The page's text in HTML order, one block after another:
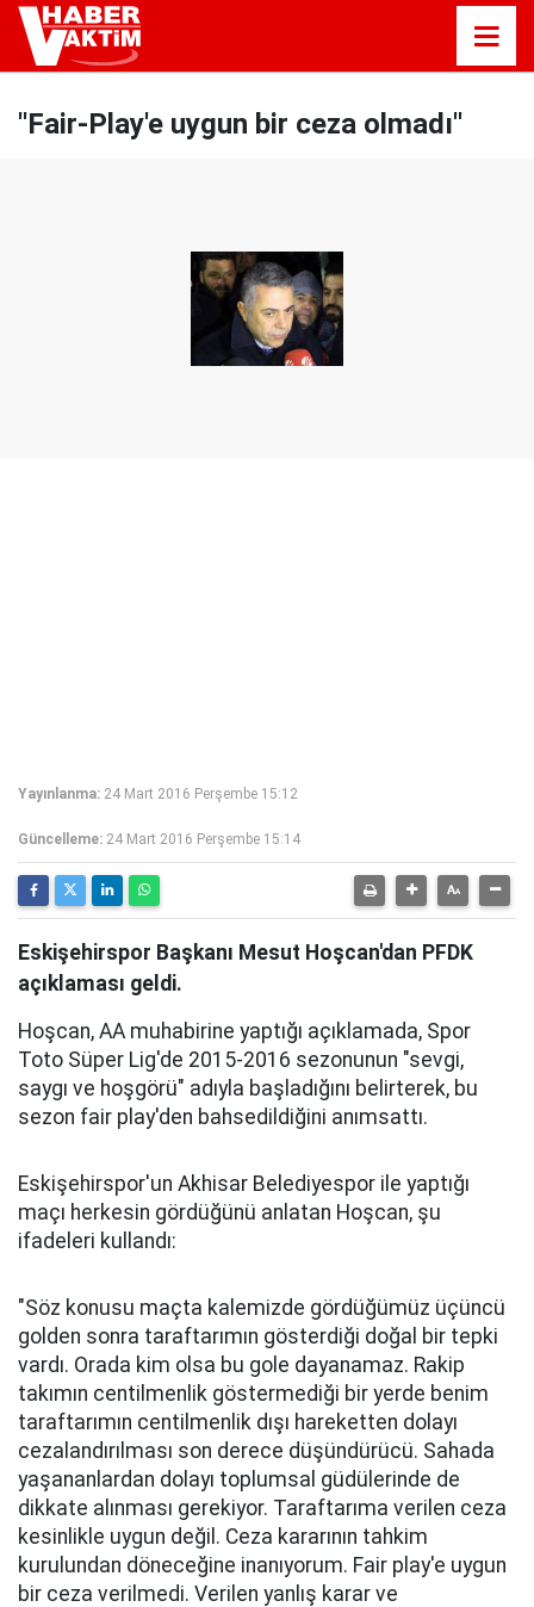
''Fair-Play'e uygun bir ceza olmadı''
Yayınlanma: 24 Mart 2016 Perşembe 15:12
Güncelleme: 24 Mart 2016 Perşembe 15:14
Eskişehirspor Başkanı Mesut Hoşcan'dan PFDK
açıklaması geldi.
Hoşcan, AA muhabirine yaptığı açıklamada, Spor
Toto Süper Lig'de 2015-2016 sezonunun "sevgi,
saygı ve hoşgörü" adıyla başladığını belirterek, bu
sezon fair play'den bahsedildiğini anımsattı.
Eskişehirspor'un Akhisar Belediyespor ile yaptığı
maçı herkesin gördüğünü anlatan Hoşcan, şu
ifadeleri kullandı:
"Söz konusu maçta kalemizde gördüğümüz üçüncü
golden sonra taraftarımın gösterdiği doğal bir tepki
vardı. Orada kim olsa bu gole dayanamaz. Rakip
takımın centilmenlik göstermediği bir yerde benim
taraftarımın centilmenlik dışı hareketten dolayı
cezalandırılması son derece düşündürücü. Sahada
yaşananlardan dolayı toplumsal güdülerinde de
dikkate alınması gerekiyor. Taraftarıma verilen ceza
kesinlikle uygun değil. Ceza kararının tahkim
kurulundan döneceğine inanıyorum. Fair play'e uygun
bir ceza verilmedi. Verilen yanlış karar ve